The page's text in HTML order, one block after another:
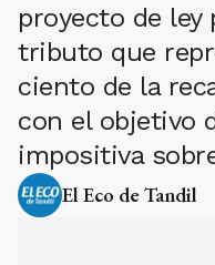
proyecto de
tributo que
ciento de la
con el objetivo
impositiva
El Eco de Tandil